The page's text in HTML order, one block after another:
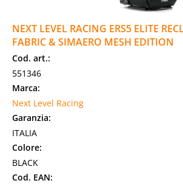
NEXT LEVEL RACING ERS5 ELITE
FABRIC & SIMAERO MESH EDITION
Cod. art.:
551346
Marca:
Next Level Racing
Garanzia:
ITALIA
Colore:
BLACK
Cod. EAN: